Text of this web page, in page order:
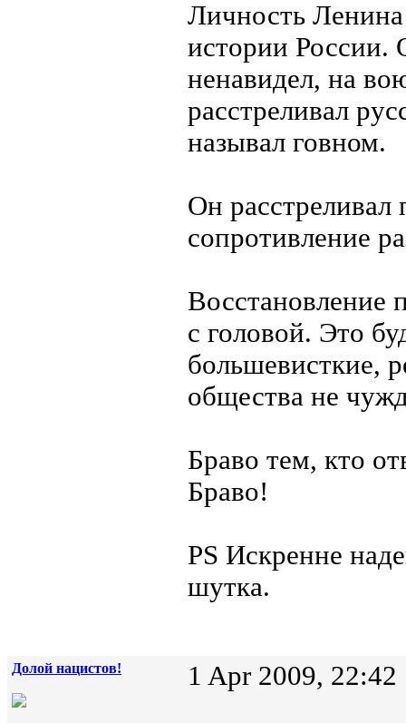
Личность Ленина
истории России.
ненавидел, на
расстреливал
называл говном.
Он расстреливал
сопротивление
Восстановление
с головой. Это
большевисткие,
общества не
Браво тем, кто
Браво!
PS Искренне
шутка.
Долой нацистов! 1 Apr 2009, 22:42